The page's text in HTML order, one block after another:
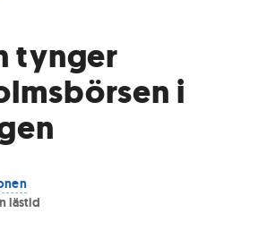
tynger
i
lästid